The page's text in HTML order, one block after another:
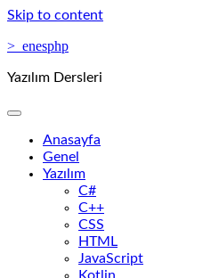
Skip to content
>_enesphp
Yazılım Dersleri
Anasayfa
Genel
Yazılım
C#
C++
CSS
HTML
JavaScript